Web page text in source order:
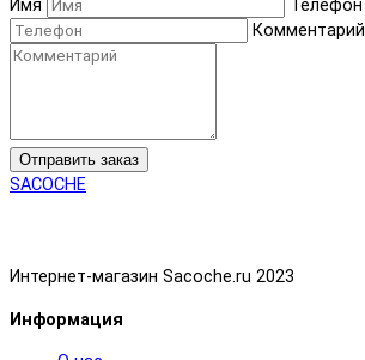
Имя
Телефон
Комментарий
Отправить заказ
SACOCHE
Интернет-магазин Sacoche.ru 2023
Информация